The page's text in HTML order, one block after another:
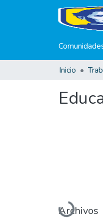
Inicio
Cargando...
Archivos